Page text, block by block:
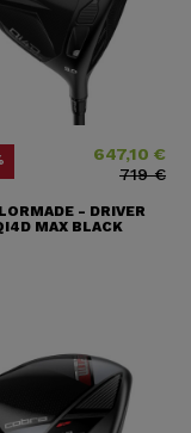
Precio647,10 €
Precio base
719 €
- DRIVER
MAX BLACK